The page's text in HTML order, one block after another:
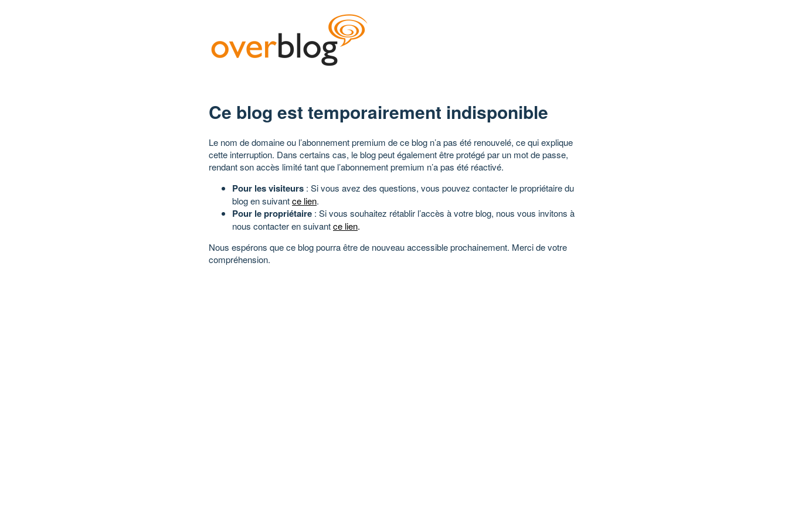
Ce blog est temporairement indisponible
Le nom de domaine ou l’abonnement premium de ce blog n’a pas été renouvelé, ce qui explique
cette interruption. Dans certains cas, le blog peut également être protégé par un mot de passe,
rendant son accès limité tant que l’abonnement premium n’a pas été réactivé.
Pour les visiteurs : Si vous avez des questions, vous pouvez contacter le propriétaire du
blog en suivantce lien.
Pour le propriétaire : Si vous souhaitez rétablir l’accès à votre blog, nous vous invitons à
nous contacter en suivantce lien.
Nous espérons que ce blog pourra être de nouveau accessible prochainement. Merci de votre
compréhension.